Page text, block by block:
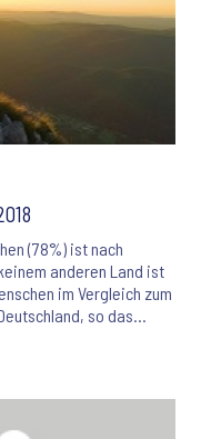
(78%) ist nach
anderen Land ist
im Vergleich zum
so das
28 Ländern weltweit
(68%) als sehr oder
nimmt die Anzahl